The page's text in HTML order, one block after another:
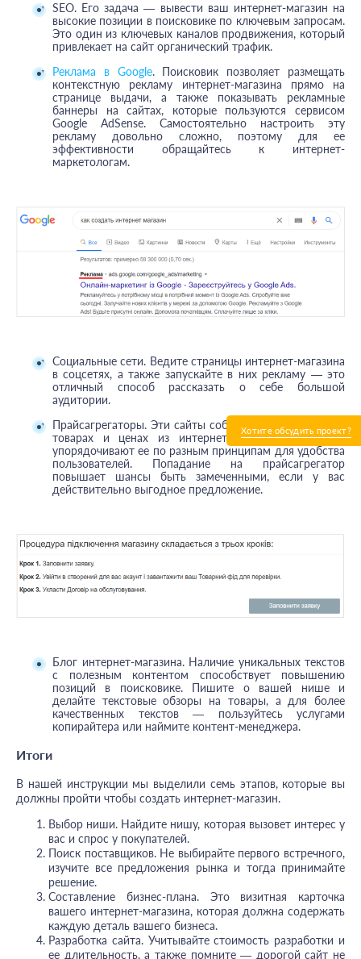
Хотите обсудить проект?
SEO. Его задача — вывести ваш интернет-магазин на
высокие позиции в поисковике по ключевым запросам.
Это один из ключевых каналов продвижения, который
привлекает на сайт органический трафик.
Реклама в Google. Поисковик позволяет размещать
контекстную рекламу интернет-магазина прямо на
странице выдачи, а также показывать рекламные
баннеры на сайтах, которые пользуются сервисом
Google AdSense. Самостоятельно настроить эту
рекламу довольно сложно, поэтому для ее
эффективности обращайтесь к интернет-
маркетологам.
Социальные сети. Ведите страницы интернет-магазина
в соцсетях, а также запускайте в них рекламу — это
отличный способ рассказать о себе большой
аудитории.
Прайсагрегаторы. Эти сайты собирают информацию о
товарах и ценах из интернет-магазинов, а потом
упорядочивают ее по разным принципам для удобства
пользователей. Попадание на прайсагрегатор
повышает шансы быть замеченными, если у вас
действительно выгодное предложение.
Блог интернет-магазина. Наличие уникальных текстов
с полезным контентом способствует повышению
позиций в поисковике. Пишите о вашей нише и
делайте текстовые обзоры на товары, а для более
качественных текстов — пользуйтесь услугами
копирайтера или наймите контент-менеджера.
Итоги
В нашей инструкции мы выделили семь этапов, которые вы
должны пройти чтобы создать интернет-магазин.
Выбор ниши. Найдите нишу, которая вызовет интерес у
вас и спрос у покупателей.
Поиск поставщиков. Не выбирайте первого встречного,
изучите все предложения рынка и тогда принимайте
решение.
Составление бизнес-плана. Это визитная карточка
вашего интернет-магазина, которая должна содержать
каждую деталь вашего бизнеса.
Разработка сайта. Учитывайте стоимость разработки и
ее длительность, а также помните — дорогой сайт не